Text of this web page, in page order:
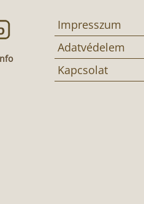
Impresszum
Adatvédelem
Kapcsolat